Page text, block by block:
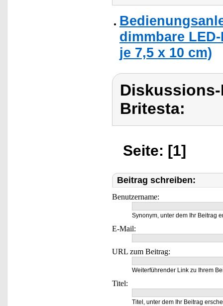
dimmbare
je 7,5 x 10 cm)
Britesta:
Seite: [1]
Beitrag schreiben:
Benutzername:
Synonym, unter dem Ihr Beitrag
E-Mail:
URL zum Beitrag:
Weiterführender Link zu Ihrem
Titel:
Titel, unter dem Ihr Beitrag